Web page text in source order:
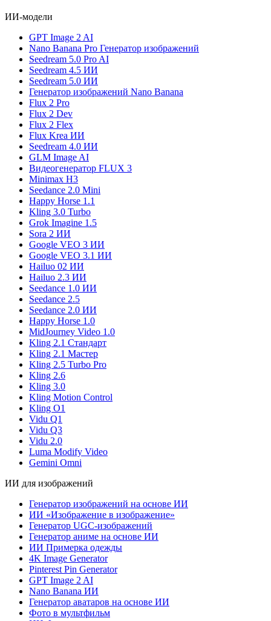
ИИ-модели
GPT Image 2 AI
Nano Banana Pro Генератор изображений
Seedream 5.0 Pro AI
Seedream 4.5 ИИ
Seedream 5.0 ИИ
Генератор изображений Nano Banana
Flux 2 Pro
Flux 2 Dev
Flux 2 Flex
Flux Krea ИИ
Seedream 4.0 ИИ
GLM Image AI
Видеогенератор FLUX 3
Minimax H3
Seedance 2.0 Mini
Happy Horse 1.1
Kling 3.0 Turbo
Grok Imagine 1.5
Sora 2 ИИ
Google VEO 3 ИИ
Google VEO 3.1 ИИ
Hailuo 02 ИИ
Hailuo 2.3 ИИ
Seedance 1.0 ИИ
Seedance 2.5
Seedance 2.0 ИИ
Happy Horse 1.0
MidJourney Video 1.0
Kling 2.1 Стандарт
Kling 2.1 Мастер
Kling 2.5 Turbo Pro
Kling 2.6
Kling 3.0
Kling Motion Control
Kling O1
Vidu Q1
Vidu Q3
Vidu 2.0
Luma Modify Video
Gemini Omni
ИИ для изображений
Генератор изображений на основе ИИ
ИИ «Изображение в изображение»
Генератор UGC-изображений
Генератор аниме на основе ИИ
ИИ Примерка одежды
4K Image Generator
Pinterest Pin Generator
GPT Image 2 AI
Nano Banana ИИ
Генератор аватаров на основе ИИ
Фото в мультфильм